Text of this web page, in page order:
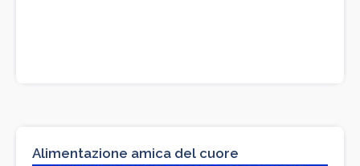
Alimentazione amica del cuore